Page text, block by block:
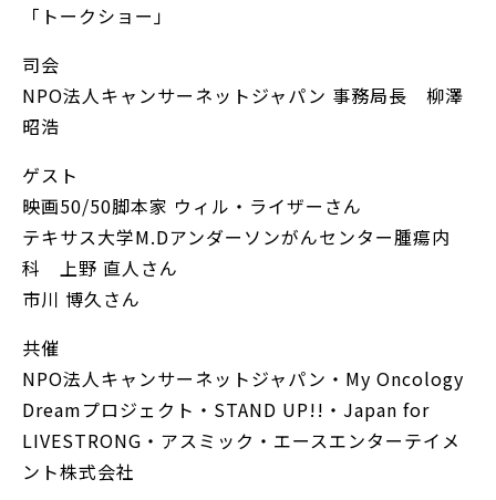
「トークショー」
司会
NPO法人キャンサーネットジャパン 事務局長 柳澤
昭浩
ゲスト
映画50/50脚本家 ウィル・ライザーさん
テキサス大学M.Dアンダーソンがんセンター腫瘍内
科 上野 直人さん
市川 博久さん
共催
NPO法人キャンサーネットジャパン・My Oncology
Dreamプロジェクト・STAND UP!!・Japan for
LIVESTRONG・アスミック・エースエンターテイメ
ント株式会社